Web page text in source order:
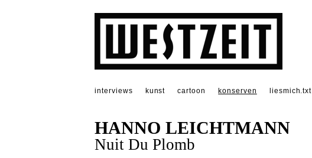
interviews kunst cartoon konserven liesmich.txt
HANNO LEICHTMANN
Nuit Du Plomb